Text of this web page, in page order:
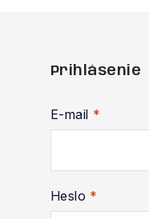
Prihlásenie
E-mail
Heslo